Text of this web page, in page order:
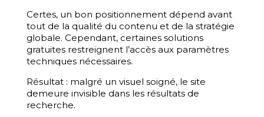
Certes, un bon positionnement dépend avant
tout de la qualité du contenu et de la stratégie
globale. Cependant, certaines solutions
gratuites restreignent l’accès aux paramètres
techniques nécessaires.
Résultat : malgré un visuel soigné, le site
demeure invisible dans les résultats de
recherche.